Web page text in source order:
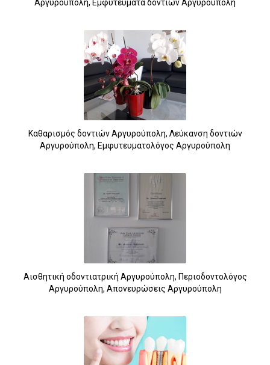
Αργυρούπολη, Εμφυτεύματα δοντιών Αργυρούπολη
Καθαρισμός δοντιών Αργυρούπολη, Λεύκανση δοντιών
Αργυρούπολη, Εμφυτευματολόγος Αργυρούπολη
Αισθητική οδοντιατρική Αργυρούπολη, Περιοδοντολόγος
Αργυρούπολη, Απονευρώσεις Αργυρούπολη